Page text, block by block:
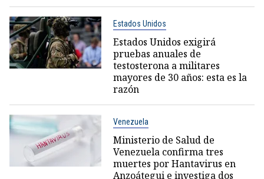
Estados Unidos
Estados Unidos exigirá
pruebas anuales de
testosterona a militares
mayores de 30 años: esta es la
razón
Venezuela
Ministerio de Salud de
Venezuela confirma tres
muertes por Hantavirus en
Anzoátegui e investiga dos